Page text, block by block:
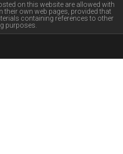
on this website are allowed with
own web pages, provided that
containing references to other
purposes.